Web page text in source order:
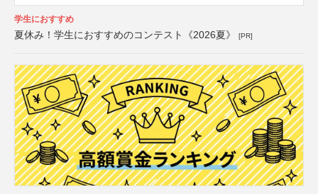
学生におすすめ
夏休み！学生におすすめのコンテスト《2026夏》 [PR]